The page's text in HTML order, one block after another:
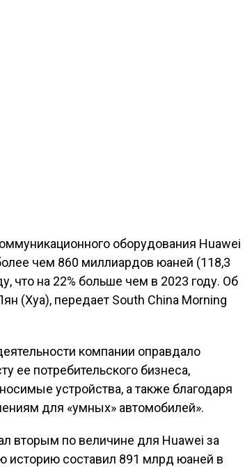
оборудования Huawei
чем 860 миллиардов юаней (118,3
что на 22% больше чем в 2023 году. Об
(Хуа), передает South China Morning
компании оправдало
ее потребительского бизнеса,
устройства, а также благодаря
для «умных» автомобилей».
вторым по величине для Huawei за
историю составил 891 млрд юаней в